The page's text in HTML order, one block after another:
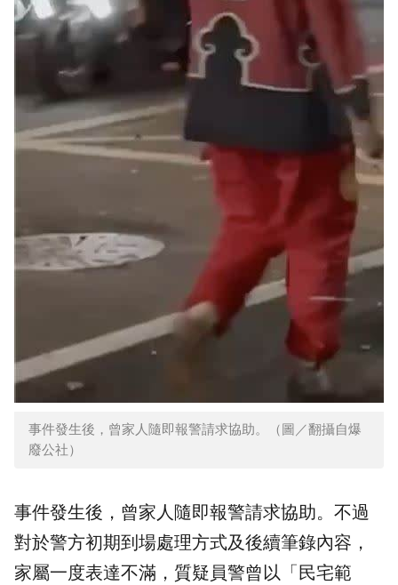
事件發生後，曾家人隨即報警請求協助。（圖／翻攝自爆
廢公社）
事件發生後，曾家人隨即報警請求協助。不過
對於警方初期到場處理方式及後續筆錄內容，
家屬一度表達不滿，質疑員警曾以「民宅範